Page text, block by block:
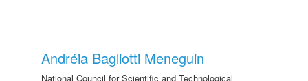
Andréia Bagliotti Meneguin
National Council for Scientific and Technological